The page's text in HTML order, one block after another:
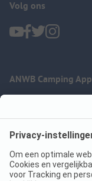
Volg ons
ANWB Camping App
Imprint